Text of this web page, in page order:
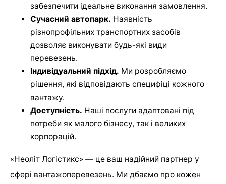
забезпечити ідеальне виконання замовлення.
Сучасний автопарк. Наявність
різнопрофільних транспортних засобів
дозволяє виконувати будь-які види
перевезень.
Індивідуальний підхід. Ми розробляємо
рішення, які відповідають специфіці кожного
вантажу.
Доступність. Наші послуги адаптовані під
потреби як малого бізнесу, так і великих
корпорацій.
«Неоліт Логістикс» — це ваш надійний партнер у
сфері вантажоперевезень. Ми дбаємо про кожен